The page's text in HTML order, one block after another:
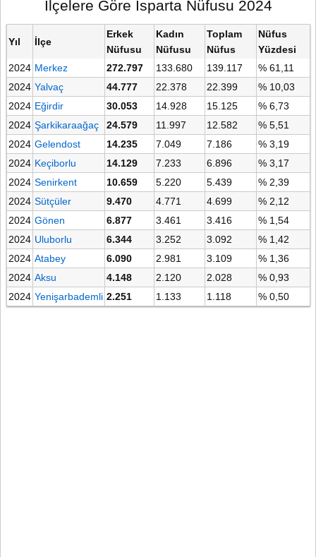
İlçelere Göre Isparta Nüfusu 2024
Yıl İlçe
Erkek
Nüfusu
Kadın
Nüfusu
Toplam
Nüfus
Nüfus
Yüzdesi
2024 Merkez 272.797 133.680 139.117
% 61,11
2024 Yalvaç 44.777 22.378 22.399
% 10,03
2024 Eğirdir 30.053 14.928 15.125
% 6,73
2024 Şarkikaraağaç 24.579 11.997 12.582
% 5,51
2024 Gelendost 14.235 7.049 7.186
% 3,19
2024 Keçiborlu 14.129 7.233 6.896
% 3,17
2024 Senirkent 10.659 5.220 5.439
% 2,39
2024 Sütçüler 9.470 4.771 4.699
% 2,12
2024 Gönen 6.877 3.461 3.416
% 1,54
2024 Uluborlu 6.344 3.252 3.092
% 1,42
2024 Atabey 6.090 2.981 3.109
% 1,36
2024 Aksu 4.148 2.120 2.028
% 0,93
2024 Yenişarbademli 2.251 1.133 1.118 % 0,50